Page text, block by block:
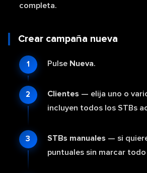
completa.
Crear campaña nueva
Pulse Nueva.
Clientes — elija uno o
incluyen todos los STBs
STBs manuales — si
puntuales sin marcar